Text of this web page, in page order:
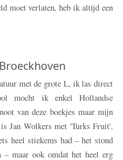
moet verlaten, heb ik altijd een
met de grote L, ik las direct
mocht ik enkel Hollandse
van deze boekjes maar mijn
Jan Wolkers met 'Turks Fruit'.
heel stiekems had – het stond
– maar ook omdat het heel erg